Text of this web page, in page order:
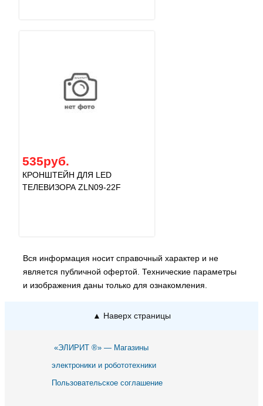
535руб.
КРОНШТЕЙН ДЛЯ LED
ТЕЛЕВИЗОРА ZLN09-22F
Вся информация носит справочный характер и не
является публичной офертой. Технические параметры
и изображения даны только для ознакомления.
▲ Наверх страницы
«ЭЛИРИТ ®» — Магазины
электроники и робототехники
Пользовательское соглашение